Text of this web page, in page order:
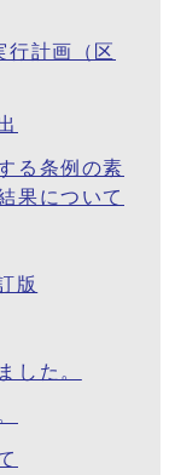
行計画（区
る条例の素
果について
版
した。